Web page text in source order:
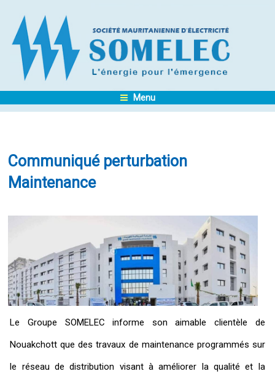
Menu
Communiqué perturbation
Maintenance
Le Groupe SOMELEC informe son aimable clientèle de
Nouakchott que des travaux de maintenance programmés sur
le réseau de distribution visant à améliorer la qualité et la